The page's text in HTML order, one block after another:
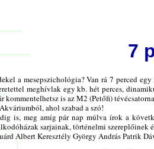
7
a mesepszichológia? Van rá 7 perced
meghívlak egy kb. hét perces,
kommentelhetsz is az M2 (Petőfi)
ahol szabad a szó!
is, meg amíg pár nap múlva írok a
sarjainak, történelmi
Albert Keresztély György András Patrik